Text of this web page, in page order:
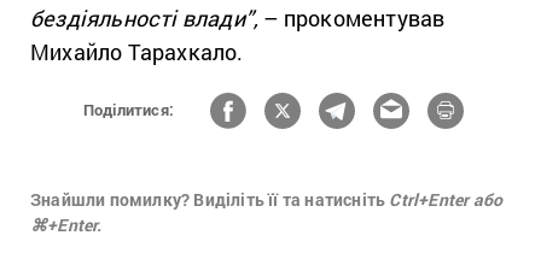
бездіяльності влади”, – прокоментував
Михайло Тарахкало.
Поділитися:
Знайшли помилку? Виділіть її та натисніть Ctrl+Enter або
⌘+Enter.